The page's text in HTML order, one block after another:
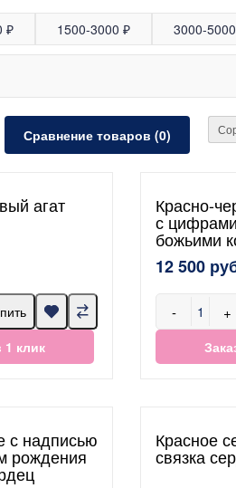
₽ 1500-3000 ₽ 3000-
Сравнение товаров (0)
агат
1 клик
Красно-
с
божьими
12 500
- +
с надписью
рождения
Красное
связка